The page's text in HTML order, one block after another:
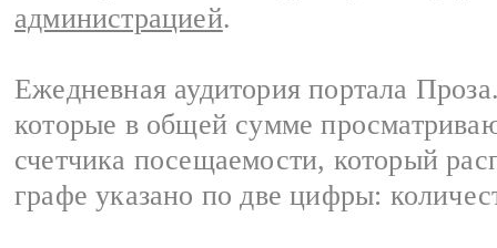
администрацией.
Ежедневная аудитория портала
которые в общей сумме
счетчика посещаемости, который
графе указано по две цифры: